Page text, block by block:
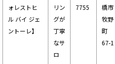
ォレストヒ
ル バイ ジェ
ントーレ】
リン
グが
丁寧
なサ
ロ
7755
橋市
牧野
町
67-1